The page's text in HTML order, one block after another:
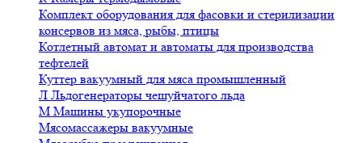
Комплект оборудования для фасовки и стерилизации
консервов из мяса, рыбы, птицы
Котлетный автомат и автоматы для производства
тефтелей
Куттер вакуумный для мяса промышленный
Л Льдогенераторы чешуйчатого льда
М Машины укупорочные
Мясомассажеры вакуумные